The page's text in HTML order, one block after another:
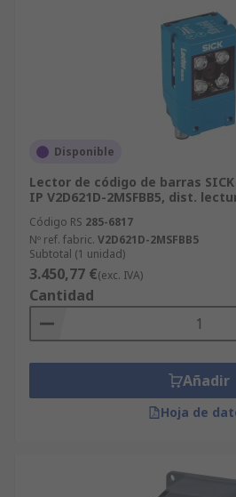
Disponible
Lector de código de barras
IP V2D621D-2MSFBB5, dist.
Código RS 285-6817
Nº ref. fabric. V2D621D-2MSFBB5
Subtotal (1 unidad)
3.450,77 €(exc. IVA)
Cantidad
Añadir
Hoja de